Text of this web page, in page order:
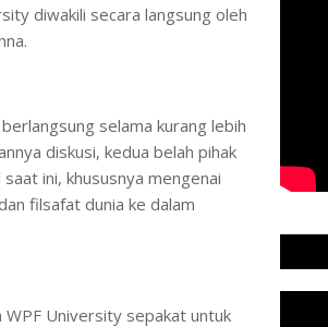
diwakili secara langsung oleh
selama kurang lebih
diskusi, kedua belah pihak
ini, khususnya mengenai
filsafat dunia ke dalam
University sepakat untuk